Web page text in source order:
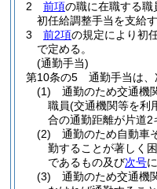
2
前項の職に在職する職
初任給調整手当を支給す
3
前2項の規定により初
で定める。
(通勤手当)
第10条の5
通勤手当は、
(1)
通勤のため交通機
職員(交通機関等を利
合の通勤距離が片道
(2)
通勤のため自動車
勤することが著しく
であるもの及び次号
(3)
通勤のため交通機